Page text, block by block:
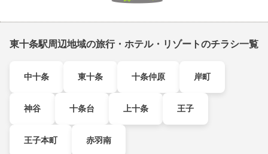
東十条駅周辺地域の旅行・ホテル・リゾートのチラシ一覧
中十条 東十条 十条仲原 岸町
神谷 十条台 上十条 王子
王子本町 赤羽南